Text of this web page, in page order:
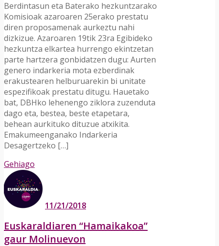
Berdintasun eta Baterako hezkuntzarako
Komisioak azaroaren 25erako prestatu
diren proposamenak aurkeztu nahi
dizkizue. Azaroaren 19tik 23ra Egibideko
hezkuntza elkartea hurrengo ekintzetan
parte hartzera gonbidatzen dugu: Aurten
genero indarkeria mota ezberdinak
erakustearen helburuarekin bi unitate
espezifikoak prestatu ditugu. Hauetako
bat, DBHko lehenengo ziklora zuzenduta
dago eta, bestea, beste etapetara,
behean aurkituko dituzue atxikita.
Emakumeenganako Indarkeria
Desagertzeko […]
Gehiago
11/21/2018
Euskaraldiaren “Hamaikakoa”
gaur Molinuevon